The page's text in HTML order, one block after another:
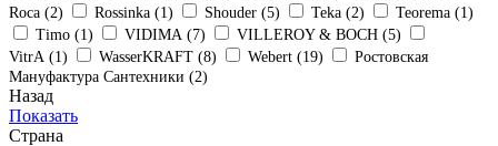
Roca (2) Rossinka (1) Shouder (5) Teka (2) Teorema (1)
Timo (1) VIDIMA (7) VILLEROY & BOCH (5)
VitrA (1) WasserKRAFT (8) Webert (19)
Ростовская
Мануфактура Сантехники (2)
Назад
Показать
Страна